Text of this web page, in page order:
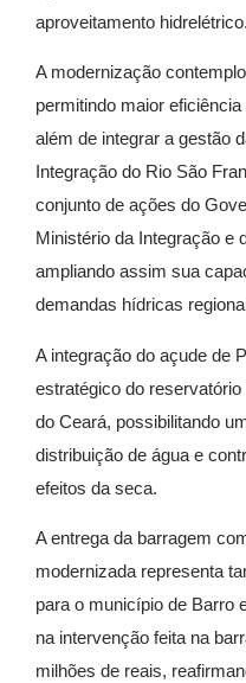
aproveitamento hidrelétrico.
A modernização
permitindo maior
além de integrar a gestão
Integração do Rio São
conjunto de ações do
Ministério da Integração e
ampliando assim sua
demandas hídricas
A integração do açude de
estratégico do
do Ceará, possibilitando
distribuição de água e
efeitos da seca.
A entrega da barragem
modernizada representa
para o município de Barro
na intervenção feita na
milhões de reais,